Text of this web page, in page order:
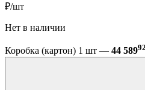
₽/шт
Нет в наличии
Коробка (картон) 1 шт — 44 58992